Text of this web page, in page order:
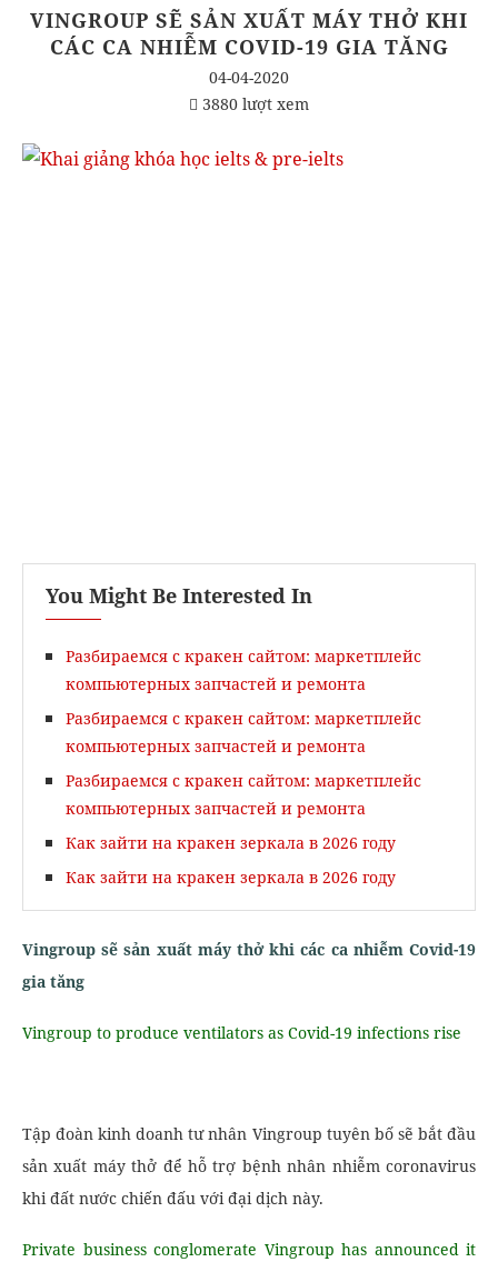
VINGROUP SẼ SẢN XUẤT MÁY THỞ KHI
CÁC CA NHIỄM COVID-19 GIA TĂNG
04-04-2020
3880 lượt xem
You Might Be Interested In
Разбираемся с кракен сайтом: маркетплейс
компьютерных запчастей и ремонта
Разбираемся с кракен сайтом: маркетплейс
компьютерных запчастей и ремонта
Разбираемся с кракен сайтом: маркетплейс
компьютерных запчастей и ремонта
Как зайти на кракен зеркала в 2026 году
Как зайти на кракен зеркала в 2026 году
Vingroup sẽ sản xuất máy thở khi các ca nhiễm Covid-19
gia tăng
Vingroup to produce ventilators as Covid-19 infections rise
Tập đoàn kinh doanh tư nhân Vingroup tuyên bố sẽ bắt đầu
sản xuất máy thở để hỗ trợ bệnh nhân nhiễm coronavirus
khi đất nước chiến đấu với đại dịch này.
Private business conglomerate Vingroup has announced it